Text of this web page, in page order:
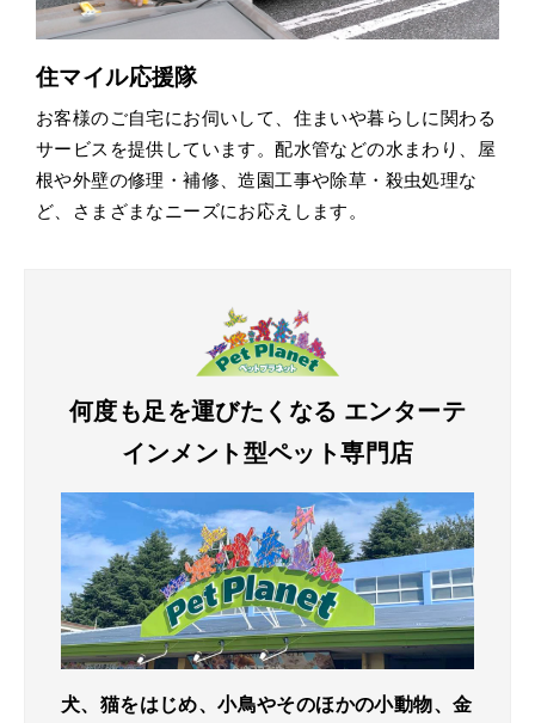
住マイル応援隊
お客様のご自宅にお伺いして、住まいや暮らしに関わる
サービスを提供しています。配水管などの水まわり、屋
根や外壁の修理・補修、造園工事や除草・殺虫処理な
ど、さまざまなニーズにお応えします。
何度も足を運びたくなる エンターテ
インメント型ペット専門店
犬、猫をはじめ、小鳥やそのほかの小動物、金